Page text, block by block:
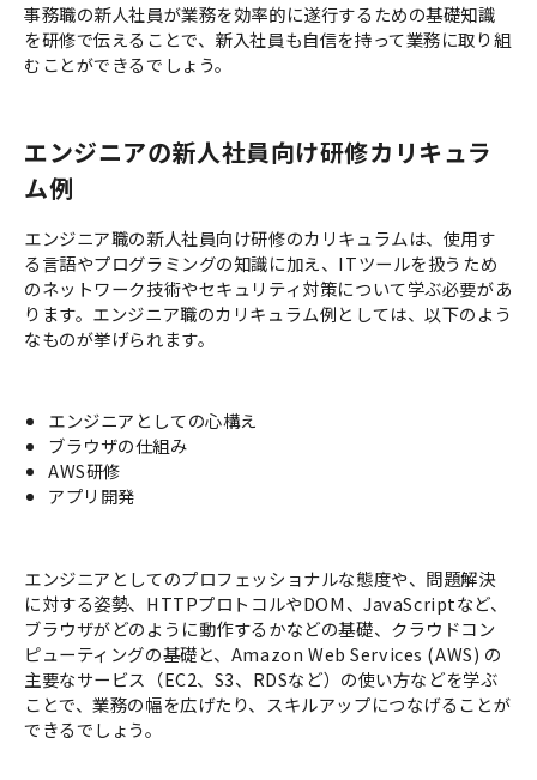
事務職の新人社員が業務を効率的に遂行するための基礎知識
を研修で伝えることで、新入社員も自信を持って業務に取り組
むことができるでしょう。
エンジニアの新人社員向け研修カリキュラ
ム例
エンジニア職の新人社員向け研修のカリキュラムは、使用す
る言語やプログラミングの知識に加え、ITツールを扱うため
のネットワーク技術やセキュリティ対策について学ぶ必要があ
ります。エンジニア職のカリキュラム例としては、以下のよう
なものが挙げられます。
エンジニアとしての心構え
ブラウザの仕組み
AWS研修
アプリ開発
エンジニアとしてのプロフェッショナルな態度や、問題解決
に対する姿勢、HTTPプロトコルやDOM、JavaScriptなど、
ブラウザがどのように動作するかなどの基礎、クラウドコン
ピューティングの基礎と、Amazon Web Services (AWS) の
主要なサービス（EC2、S3、RDSなど）の使い方などを学ぶ
ことで、業務の幅を広げたり、スキルアップにつなげることが
できるでしょう。